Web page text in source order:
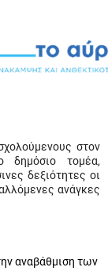
στον
δημόσιο τομέα,
δεξιότητες οι
ανάγκες
αναβάθμιση των